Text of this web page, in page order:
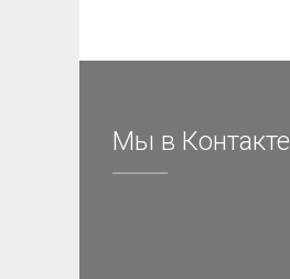
Мы в Контакте